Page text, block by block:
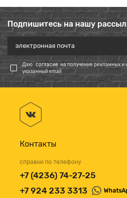
Подпишитесь на нашу
Даю согласие на получение рекламных
указанный email
Контакты
справки по телефону
+7 (4236) 74-27-25
+7 924 233 3313